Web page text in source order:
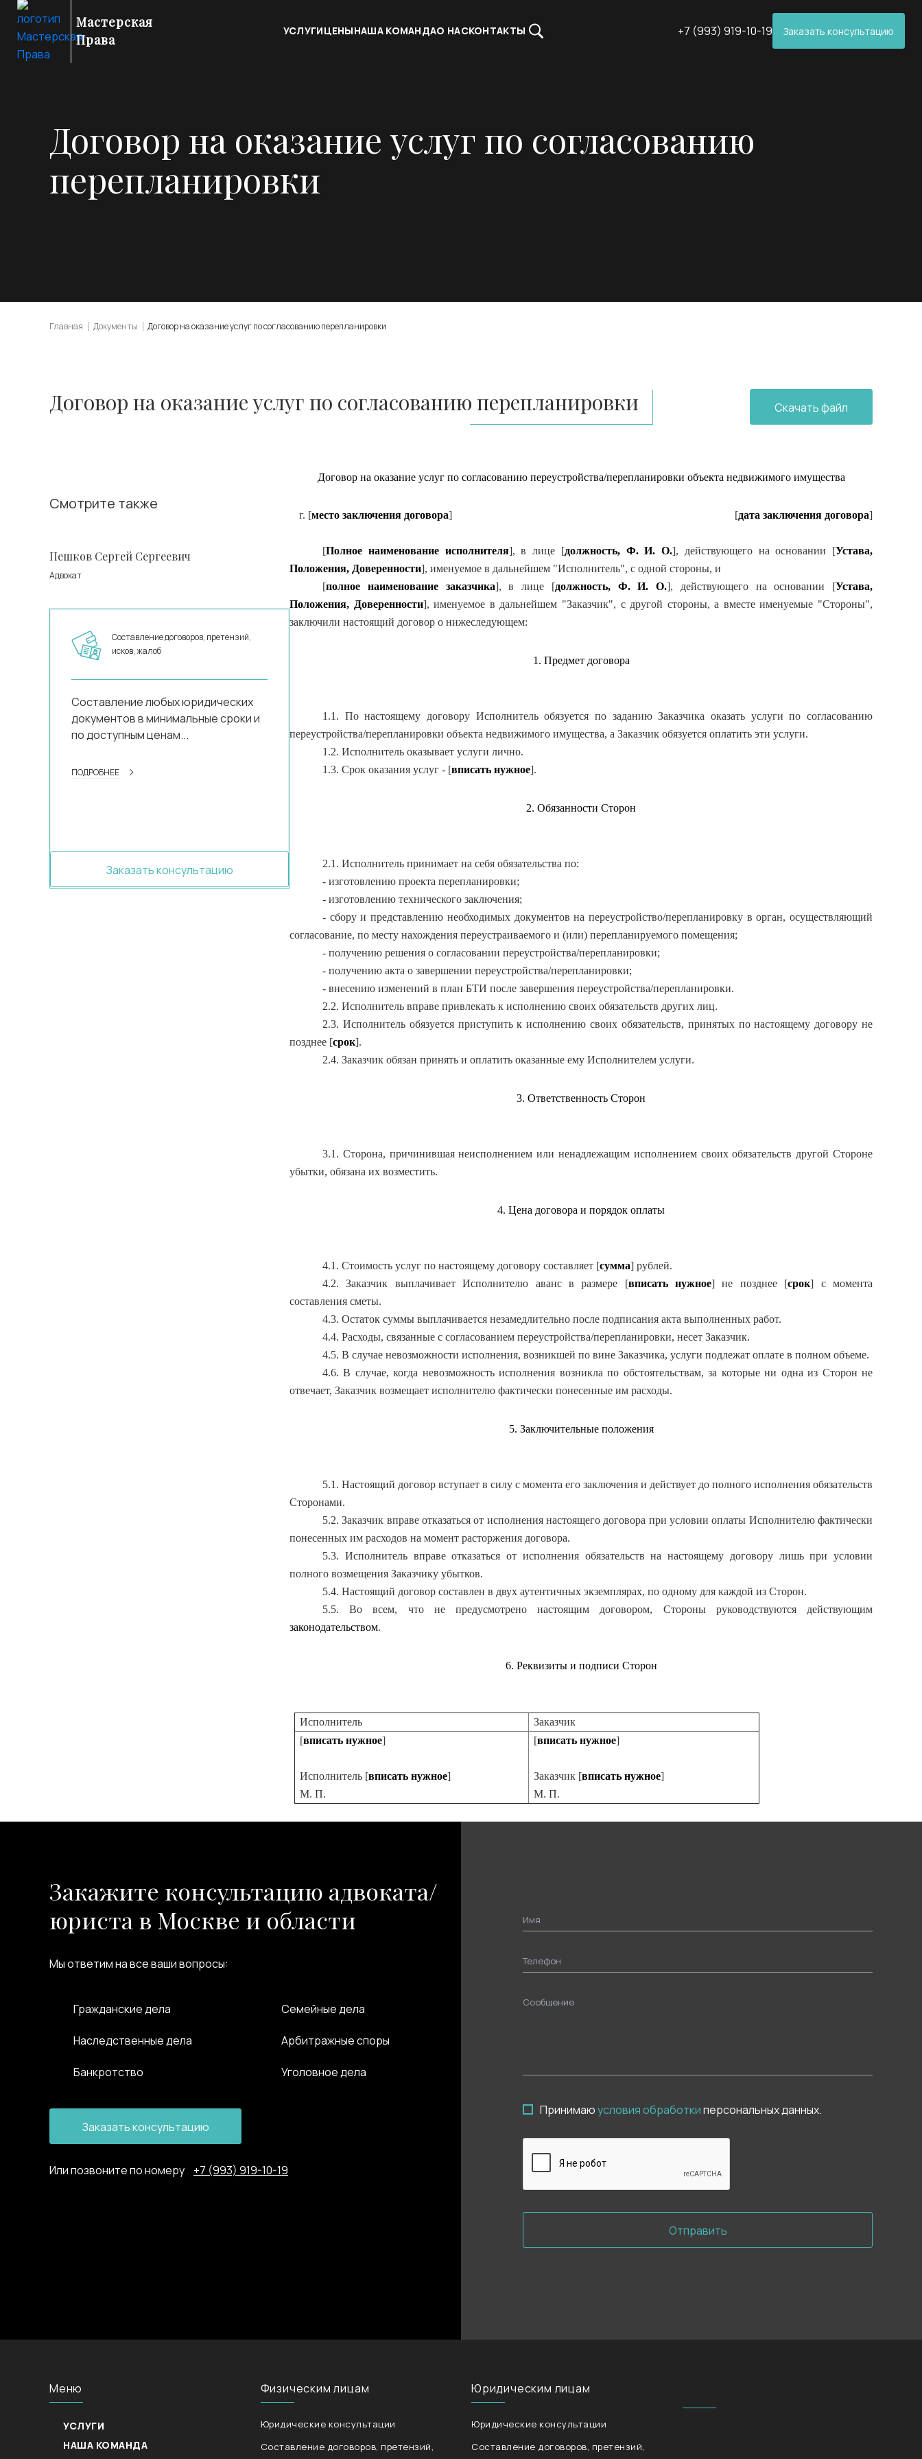
Договор на оказание услуг по согласованию
перепланировки
Мастерская
Права
УСЛУГИЦЕНЫНАША КОМАНДАО НАСКОНТАКТЫ +7 (993) 919-10-19 Заказать консультацию
Главная Документы Договор на оказание услуг по согласованию перепланировки
Договор на оказание услуг по согласованию перепланировки Скачать файл
Смотрите также
Пешков Сергей Сергеевич
Адвокат
Составление договоров, претензий,
исков, жалоб
Составление любых юридических
документов в минимальные сроки и
по доступным ценам...
ПОДРОБНЕЕ
Заказать консультацию
Договор на оказание услуг по согласованию переустройства/перепланировки объекта недвижимого имущества
г. [место заключения договора] [дата заключения договора]
[Полное наименование исполнителя], в лице [должность, Ф. И. О.], действующего на основании [Устава,
Положения, Доверенности], именуемое в дальнейшем "Исполнитель", с одной стороны, и
[полное наименование заказчика], в лице [должность, Ф. И. О.], действующего на основании [Устава,
Положения, Доверенности], именуемое в дальнейшем "Заказчик", с другой стороны, а вместе именуемые "Стороны",
заключили настоящий договор о нижеследующем:
1. Предмет договора
1.1. По настоящему договору Исполнитель обязуется по заданию Заказчика оказать услуги по согласованию
переустройства/перепланировки объекта недвижимого имущества, а Заказчик обязуется оплатить эти услуги.
1.2. Исполнитель оказывает услуги лично.
1.3. Срок оказания услуг - [вписать нужное].
2. Обязанности Сторон
2.1. Исполнитель принимает на себя обязательства по:
- изготовлению проекта перепланировки;
- изготовлению технического заключения;
- сбору и представлению необходимых документов на переустройство/перепланировку в орган, осуществляющий
согласование, по месту нахождения переустраиваемого и (или) перепланируемого помещения;
- получению решения о согласовании переустройства/перепланировки;
- получению акта о завершении переустройства/перепланировки;
- внесению изменений в план БТИ после завершения переустройства/перепланировки.
2.2. Исполнитель вправе привлекать к исполнению своих обязательств других лиц.
2.3. Исполнитель обязуется приступить к исполнению своих обязательств, принятых по настоящему договору не
позднее [срок].
2.4. Заказчик обязан принять и оплатить оказанные ему Исполнителем услуги.
3. Ответственность Сторон
3.1. Сторона, причинившая неисполнением или ненадлежащим исполнением своих обязательств другой Стороне
убытки, обязана их возместить.
4. Цена договора и порядок оплаты
4.1. Стоимость услуг по настоящему договору составляет [сумма] рублей.
4.2. Заказчик выплачивает Исполнителю аванс в размере [вписать нужное] не позднее [срок] с момента
составления сметы.
4.3. Остаток суммы выплачивается незамедлительно после подписания акта выполненных работ.
4.4. Расходы, связанные с согласованием переустройства/перепланировки, несет Заказчик.
4.5. В случае невозможности исполнения, возникшей по вине Заказчика, услуги подлежат оплате в полном объеме.
4.6. В случае, когда невозможность исполнения возникла по обстоятельствам, за которые ни одна из Сторон не
отвечает, Заказчик возмещает исполнителю фактически понесенные им расходы.
5. Заключительные положения
5.1. Настоящий договор вступает в силу с момента его заключения и действует до полного исполнения обязательств
Сторонами.
5.2. Заказчик вправе отказаться от исполнения настоящего договора при условии оплаты Исполнителю фактически
понесенных им расходов на момент расторжения договора.
5.3. Исполнитель вправе отказаться от исполнения обязательств на настоящему договору лишь при условии
полного возмещения Заказчику убытков.
5.4. Настоящий договор составлен в двух аутентичных экземплярах, по одному для каждой из Сторон.
5.5. Во всем, что не предусмотрено настоящим договором, Стороны руководствуются действующим
законодательством.
6. Реквизиты и подписи Сторон
Исполнитель
Заказчик
[вписать нужное]
Исполнитель [вписать нужное]
М. П.
[вписать нужное]
Заказчик [вписать нужное]
М. П.
Закажите консультацию адвоката/
юриста в Москве и области
Мы ответим на все ваши вопросы:
Гражданские дела Семейные дела
Наследственные дела Арбитражные споры
Банкротство Уголовное дела
Заказать консультацию
Или позвоните по номеру +7 (993) 919-10-19
Имя
Телефон
Сообщение
Принимаюусловия обработкиперсональных данных.
Отправить
Меню
УСЛУГИ
НАША КОМАНДА
Физическим лицам
Юридические консультации
Составление договоров, претензий,
Юридическим лицам
Юридические консультации
Составление договоров, претензий,